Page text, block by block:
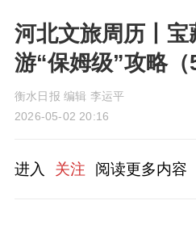
河北文旅周历丨宝
游“保姆级”攻略
衡水日报 编辑 李运平
2026-05-02 20:16
进入 关注 阅读更多内容